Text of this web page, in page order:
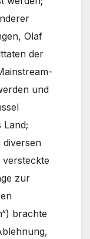
Olaf
der
und
Land;
diversen
zur
brachte